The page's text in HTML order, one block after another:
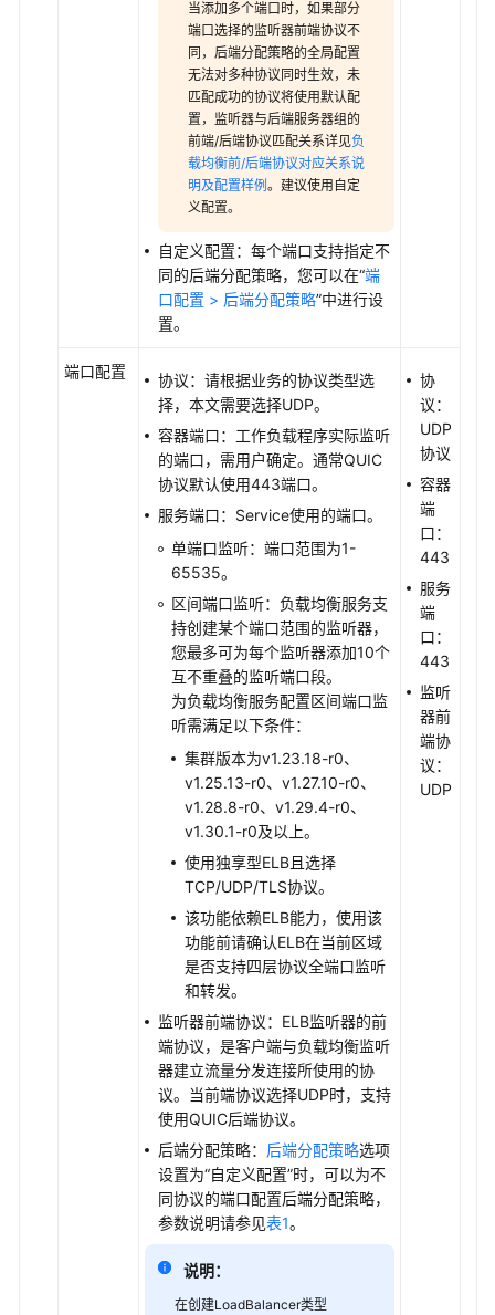
Service
HTTP/HTTPS
为
负
载
均
型
的
Service
配
置
TLS
载
Service
HTTP/2
型
的
Service
配
置
区
间
端
口
监
听
当添加多个端口时，如果部分
端口选择的监听器前端协议不
同，后端分配策略的全局配置
无法对多种协议同时生效，未
匹配成功的协议将使用默认配
置，监听器与后端服务器组的
前端/后端协议匹配关系详见负
载均衡前/后端协议对应关系说
明及配置样例 。建议使用自定
义配置。
自定义配置：每个端口支持指定不
同的后端分配策略，您可以在“端
口配置 > 后端分配策略”中进行设
置。
端口配置
协议：请根据业务的协议类型选
择，本文需要选择UDP。
容器端口：工作负载程序实际监听
的端口，需用户确定。通常QUIC
协议默认使用443端口。
服务端口：Service使用的端口。
单端口监听：端口范围为1-
65535。
区间端口监听：负载均衡服务支
持创建某个端口范围的监听器，
您最多可为每个监听器添加10个
互不重叠的监听端口段。
为负载均衡服务配置区间端口监
听需满足以下条件：
集群版本为v1.23.18-r0、
v1.25.13-r0、v1.27.10-r0、
v1.28.8-r0、v1.29.4-r0、
v1.30.1-r0及以上。
使用独享型ELB且选择
TCP/UDP/TLS协议。
该功能依赖ELB能力，使用该
功能前请确认ELB在当前区域
是否支持四层协议全端口监听
和转发。
监听器前端协议：ELB监听器的前
端协议，是客户端与负载均衡监听
器建立流量分发连接所使用的协
议。当前端协议选择UDP时，支持
使用QUIC后端协议。
后端分配策略： 后端分配策略选项
设置为“自定义配置”时，可以为不
同协议的端口配置后端分配策略，
参数说明请参见表1。
说明：
在创建LoadBalancer类型
协
议：
UDP
协议
容器
端
口：
443
服务
端
口：
443
监听
器前
端协
议：
UDP